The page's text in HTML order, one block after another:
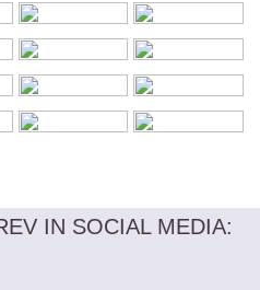
IN SOCIAL MEDIA: